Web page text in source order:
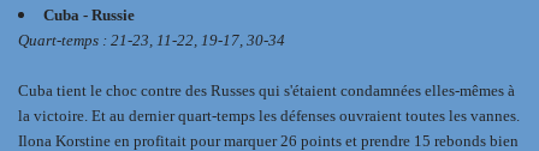
Cuba - Russie
Quart-temps : 21-23, 11-22, 19-17, 30-34
Cuba tient le choc contre des Russes qui s'étaient condamnées elles-mêmes à
la victoire. Et au dernier quart-temps les défenses ouvraient toutes les vannes.
Ilona Korstine en profitait pour marquer 26 points et prendre 15 rebonds bien